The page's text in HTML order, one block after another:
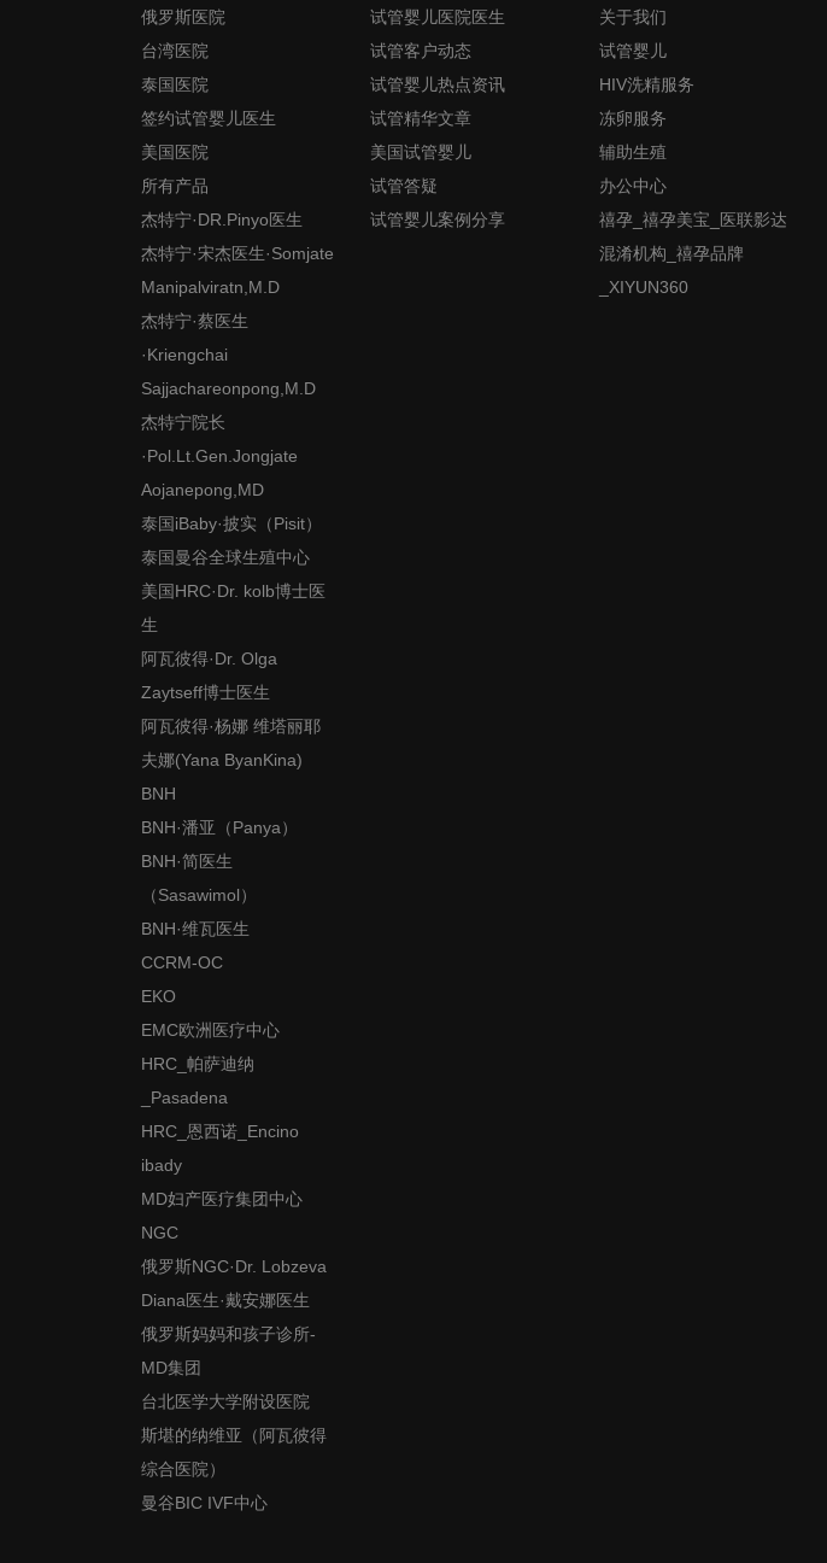
俄罗斯医院
台湾医院
泰国医院
签约试管婴儿医生
美国医院
所有产品
杰特宁·DR.Pinyo医生
杰特宁·宋杰医生·Somjate
Manipalviratn,M.D
杰特宁·蔡医生
·Kriengchai
Sajjachareonpong,M.D
杰特宁院长
·Pol.Lt.Gen.Jongjate
Aojanepong,MD
泰国iBaby·披实（Pisit）
泰国曼谷全球生殖中心
美国HRC·Dr. kolb博士医
生
阿瓦彼得·Dr. Olga
Zaytseff博士医生
阿瓦彼得·杨娜 维塔丽耶
夫娜(Yana ByanKina)
BNH
BNH·潘亚（Panya）
BNH·简医生
（Sasawimol）
BNH·维瓦医生
CCRM-OC
EKO
EMC欧洲医疗中心
HRC_帕萨迪纳
_Pasadena
HRC_恩西诺_Encino
ibady
MD妇产医疗集团中心
NGC
俄罗斯NGC·Dr. Lobzeva
Diana医生·戴安娜医生
俄罗斯妈妈和孩子诊所-
MD集团
台北医学大学附设医院
斯堪的纳维亚（阿瓦彼得
综合医院）
曼谷BIC IVF中心
试管婴儿医院医生
试管客户动态
试管婴儿热点资讯
试管精华文章
美国试管婴儿
试管答疑
试管婴儿案例分享
关于我们
试管婴儿
HIV洗精服务
冻卵服务
辅助生殖
办公中心
禧孕_禧孕美宝_医联影达
混淆机构_禧孕品牌
_XIYUN360